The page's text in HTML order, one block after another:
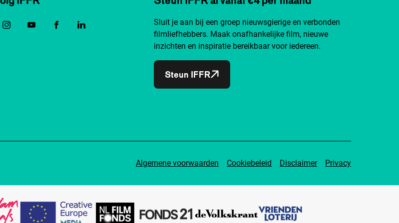
Sluit je aan bij een groep nieuwsgierige en verbonden
filmliefhebbers. Maak onafhankelijke film, nieuwe
inzichten en inspiratie bereikbaar voor iedereen.
Steun IFFR
Algemene voorwaarden Cookiebeleid Disclaimer Privacy